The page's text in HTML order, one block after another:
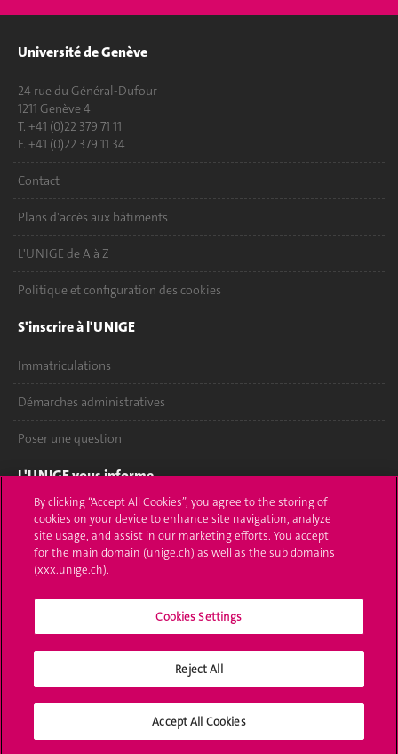
Université de Genève
24 rue du Général-Dufour
1211 Genève 4
T. +41 (0)22 379 71 11
F. +41 (0)22 379 11 34
Contact
Plans d'accès aux bâtiments
L'UNIGE de A à Z
Politique et configuration des cookies
S'inscrire à l'UNIGE
Immatriculations
Démarches administratives
Poser une question
L'UNIGE vous informe
UNIGE Mobile
Médias
By clicking “Accept All Cookies”, you agree to the storing of
cookies on your device to enhance site navigation, analyze
site usage, and assist in our marketing efforts. You accept
for the main domain (unige.ch) as well as the sub domains
(xxx.unige.ch).
Cookies Settings
Reject All
Accept All Cookies